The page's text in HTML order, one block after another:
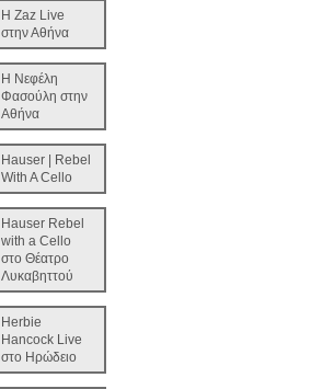
H Zaz Live
στην Αθήνα
H Νεφέλη
Φασούλη στην
Αθήνα
Hauser | Rebel
With A Cello
Hauser Rebel
with a Cello
στο Θέατρο
Λυκαβηττού
Herbie
Hancock Live
στο Ηρώδειο